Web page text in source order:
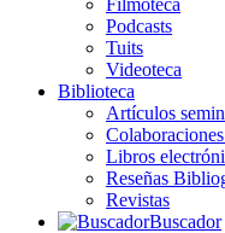
Filmoteca
Podcasts
Tuits
Videoteca
Biblioteca
Artículos
Libros
Reseñas
Revistas
Buscador